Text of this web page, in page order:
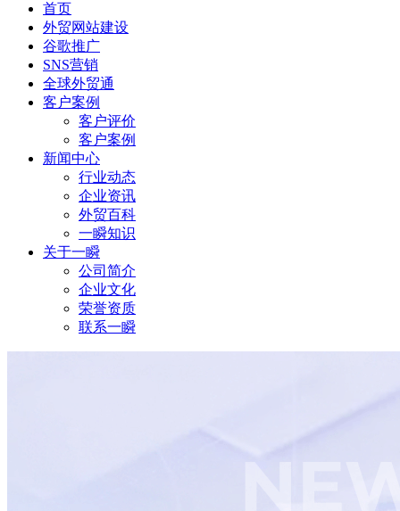
首页
外贸网站建设
谷歌推广
SNS营销
全球外贸通
客户案例
客户评价
客户案例
新闻中心
行业动态
企业资讯
外贸百科
一瞬知识
关于一瞬
公司简介
企业文化
荣誉资质
联系一瞬